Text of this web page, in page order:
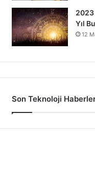
2023
Yıl
12
Son Teknoloji